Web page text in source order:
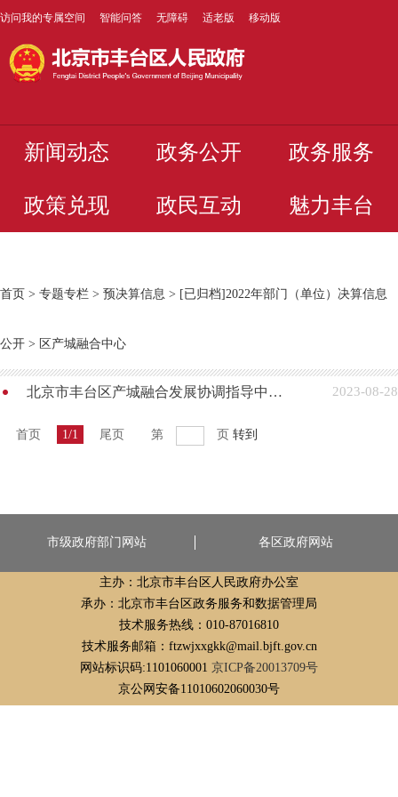
访问我的专属空间 智能问答 无障碍 适老版 移动版
新闻动态 政务公开 政务服务
政策兑现 政民互动 魅力丰台
首页 > 专题专栏 > 预决算信息 > [已归档]2022年部门（单位）决算信息
公开 > 区产城融合中心
北京市丰台区产城融合发展协调指导中心2022年度部门决算公开 2023-08-28
首页 1/1 尾页 第 页 转到
市级政府部门网站 各区政府网站
主办：北京市丰台区人民政府办公室
承办：北京市丰台区政务服务和数据管理局
技术服务热线：010-87016810
技术服务邮箱：ftzwjxxgkk@mail.bjft.gov.cn
网站标识码:1101060001 京ICP备20013709号
京公网安备11010602060030号